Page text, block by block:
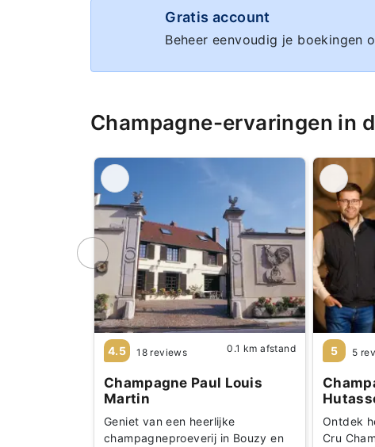
Gratis account
Beheer eenvoudig je boekingen
Champagne-ervaringen in
4.5 18 reviews 0.1 km afstand
Champagne Paul Louis
Martin
Geniet van een heerlijke
champagneproeverij in Bouzy en
5 5
Ontdek
Cru